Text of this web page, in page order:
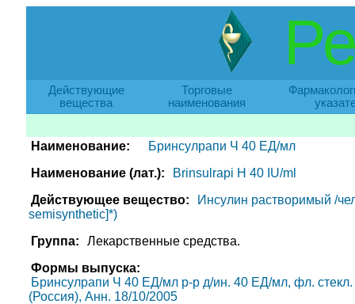
Действующие
вещества
Торговые
наименования
Наименование:
Бринсулрапи Ч 40 ЕД/мл
Наименование (лат.):
Brinsulrapi H 40 IU/ml
Действующее вещество:
Инсулин растворимый /
semisynthetic]*)
Группа:
Лекарственные средства.
Формы выпуска:
Бринсулрапи Ч 40 ЕД/мл р-р д/ин. 40 ЕД/мл, фл.
(Россия), Анн. 18/10/2005